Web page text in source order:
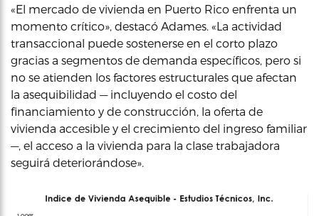
«El mercado de vivienda en Puerto Rico enfrenta un
momento crítico», destacó Adames. «La actividad
transaccional puede sostenerse en el corto plazo
gracias a segmentos de demanda específicos, pero si
no se atienden los factores estructurales que afectan
la asequibilidad — incluyendo el costo del
financiamiento y de construcción, la oferta de
vivienda accesible y el crecimiento del ingreso familiar
—, el acceso a la vivienda para la clase trabajadora
seguirá deteriorándose».